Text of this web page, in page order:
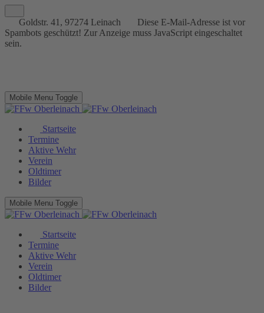
Goldstr. 41, 97274 Leinach
Diese E-Mail-Adresse ist vor
Spambots geschützt! Zur Anzeige muss JavaScript eingeschaltet
sein.
Mobile Menu Toggle
Startseite
Termine
Aktive Wehr
Verein
Oldtimer
Bilder
Mobile Menu Toggle
Startseite
Termine
Aktive Wehr
Verein
Oldtimer
Bilder